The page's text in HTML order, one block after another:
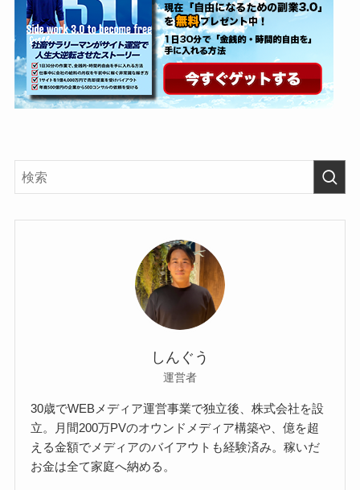
しんぐう
運営者
30歳でWEBメディア運営事業で独立後、株式会社を設
立。月間200万PVのオウンドメディア構築や、億を超
える金額でメディアのバイアウトも経験済み。稼いだ
お金は全て家庭へ納める。